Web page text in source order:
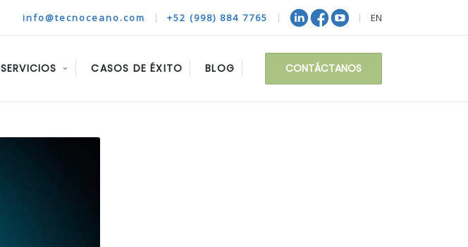
info@tecnoceano.com +52 (998) 884 7765 EN
SERVICIOS CASOS DE ÉXITO BLOG CONTÁCTANOS